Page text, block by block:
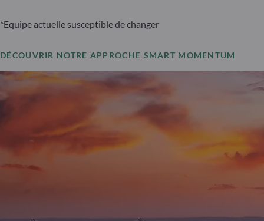
*Equipe actuelle susceptible de changer
DÉCOUVRIR NOTRE APPROCHE SMART MOMENTUM